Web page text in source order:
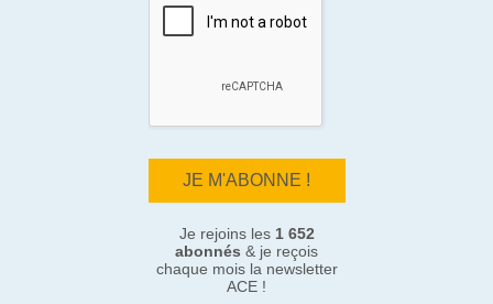
Je rejoins les 1 652
abonnés & je reçois
chaque mois la newsletter
ACE !